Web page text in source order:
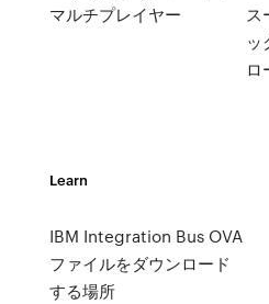
マルチプレイヤー
ス
ッ
ロ
Learn
IBM Integration Bus OVA
ファイルをダウンロード
する場所